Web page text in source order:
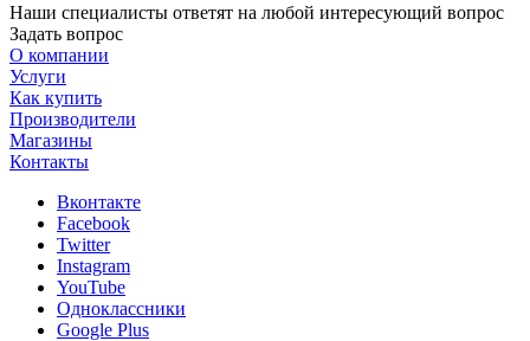
Наши специалисты ответят на любой интересующий вопрос
Задать вопрос
О компании
Услуги
Как купить
Производители
Магазины
Контакты
Вконтакте
Facebook
Twitter
Instagram
YouTube
Одноклассники
Google Plus